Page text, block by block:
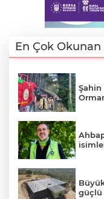
En Çok
Şahin
güçlü